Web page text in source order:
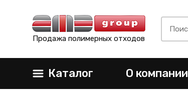
Продажа полимерных отходов
Каталог О компании